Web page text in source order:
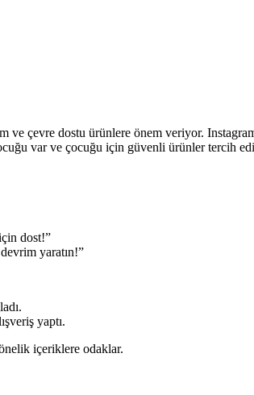
ve çevre dostu ürünlere önem veriyor.
var ve çocuğu için güvenli ürünler tercih
dost!”
yaratın!”
yaptı.
içeriklere odaklar.